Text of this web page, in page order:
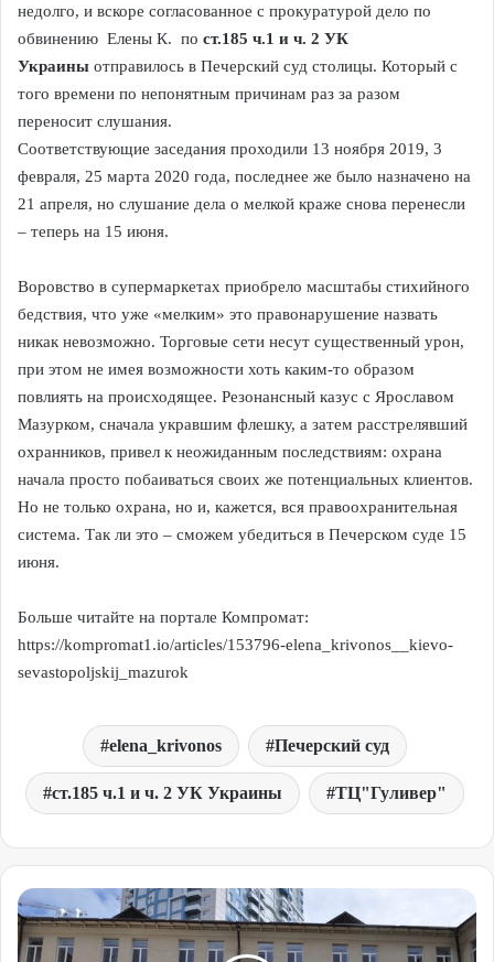
недолго, и вскоре согласованное с прокуратурой дело по
обвинению Елены К. по ст.185 ч.1 и ч. 2 УК
Украины отправилось в Печерский суд столицы. Который с
того времени по непонятным причинам раз за разом
переносит слушания.
Соответствующие заседания проходили 13 ноября 2019, 3
февраля, 25 марта 2020 года, последнее же было назначено на
21 апреля, но слушание дела о мелкой краже снова перенесли
– теперь на 15 июня.
Воровство в супермаркетах приобрело масштабы стихийного
бедствия, что уже «мелким» это правонарушение назвать
никак невозможно. Торговые сети несут существенный урон,
при этом не имея возможности хоть каким-то образом
повлиять на происходящее. Резонансный казус с Ярославом
Мазурком, сначала укравшим флешку, а затем расстрелявший
охранников, привел к неожиданным последствиям: охрана
начала просто побаиваться своих же потенциальных клиентов.
Но не только охрана, но и, кажется, вся правоохранительная
система. Так ли это – сможем убедиться в Печерском суде 15
июня.
Больше читайте на портале Компромат:
https://kompromat1.io/articles/153796-elena_krivonos__kievo-
sevastopoljskij_mazurok
elena_krivonos Печерский суд
ст.185 ч.1 и ч. 2 УК Украины ТЦ"Гуливер"